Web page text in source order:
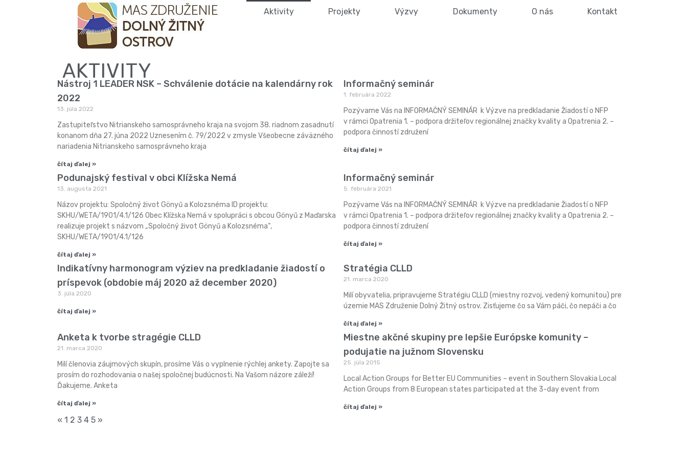
Aktivity Projekty Výzvy Dokumenty O nás Kontakt
AKTIVITY
Nástroj 1 LEADER NSK – Schválenie dotácie na kalendárny rok
2022
13. júla 2022
Zastupiteľstvo Nitrianskeho samosprávneho kraja na svojom 38. riadnom zasadnutí
konanom dňa 27. júna 2022 Uznesením č. 79/2022 v zmysle Všeobecne záväzného
nariadenia Nitrianskeho samosprávneho kraja
čítaj ďalej »
Informačný seminár
1. februára 2022
Pozývame Vás na INFORMAČNÝ SEMINÁR k Výzve na predkladanie Žiadostí o NFP
v rámci Opatrenia 1. – podpora držiteľov regionálnej značky kvality a Opatrenia 2. –
podpora činností združení
čítaj ďalej »
Podunajský festival v obci Klížska Nemá
13. augusta 2021
Názov projektu: Spoločný život Gönyű a Kolozsnéma ID projektu:
SKHU/WETA/1901/4.1/126 Obec Klížska Nemá v spolupráci s obcou Gönyű z Maďarska
realizuje projekt s názvom „Spoločný život Gönyű a Kolozsnéma“,
SKHU/WETA/1901/4.1/126
čítaj ďalej »
Informačný seminár
5. februára 2021
Pozývame Vás na INFORMAČNÝ SEMINÁR k Výzve na predkladanie Žiadostí o NFP
v rámci Opatrenia 1. – podpora držiteľov regionálnej značky kvality a Opatrenia 2. –
podpora činností združení
čítaj ďalej »
Indikatívny harmonogram výziev na predkladanie žiadostí o
príspevok (obdobie máj 2020 až december 2020)
3. júla 2020
čítaj ďalej »
Stratégia CLLD
21. marca 2020
Milí obyvatelia, pripravujeme Stratégiu CLLD (miestny rozvoj, vedený komunitou) pre
územie MAS Združenie Dolný Žitný ostrov. Zisťujeme čo sa Vám páči, čo nepáči a čo
čítaj ďalej »
Anketa k tvorbe stragégie CLLD
21. marca 2020
Milí členovia záujmových skupín, prosíme Vás o vyplnenie rýchlej ankety. Zapojte sa
prosím do rozhodovania o našej spoločnej budúcnosti. Na Vašom názore záleží!
Ďakujeme. Anketa
čítaj ďalej »
Miestne akčné skupiny pre lepšie Európske komunity –
podujatie na južnom Slovensku
25. júla 2015
Local Action Groups for Better EU Communities – event in Southern Slovakia Local
Action Groups from 8 European states participated at the 3-day event from
čítaj ďalej »
« 1 2 3 4 5 »